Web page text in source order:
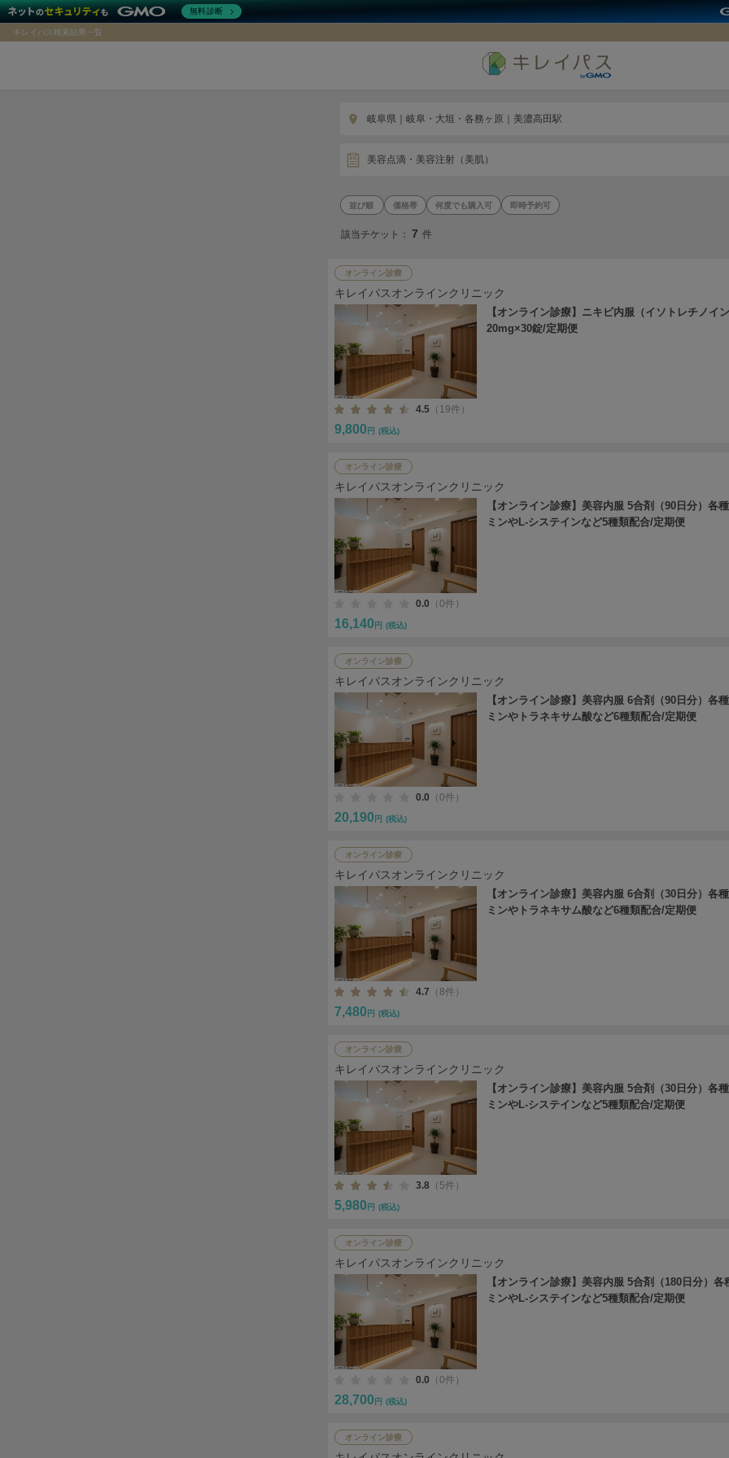
キレイパス検索結果一覧
岐阜県｜岐阜・大垣・各務ヶ原｜美濃高田駅
美容点滴・美容注射（美肌）
価格帯 何度でも購入可 即時予約可
該当チケット： 7 件
オンライン診療
キレイパスオンラインクリニック
【オンライン診療】ニキビ内服（イソトレチノイ
20mg×30錠/定期便
4.5 （19件）
9,800 円 (税込)
オンライン診療
キレイパスオンラインクリニック
【オンライン診療】美容内服 5合剤（90日分）各
ミンやL-システインなど5種類配合/定期便
0.0 （0件）
16,140 円 (税込)
オンライン診療
キレイパスオンラインクリニック
【オンライン診療】美容内服 6合剤（90日分）各
ミンやトラネキサム酸など6種類配合/定期便
0.0 （0件）
20,190 円 (税込)
オンライン診療
キレイパスオンラインクリニック
【オンライン診療】美容内服 6合剤（30日分）各
ミンやトラネキサム酸など6種類配合/定期便
4.7 （8件）
7,480 円 (税込)
オンライン診療
キレイパスオンラインクリニック
【オンライン診療】美容内服 5合剤（30日分）各
ミンやL-システインなど5種類配合/定期便
3.8 （5件）
5,980 円 (税込)
オンライン診療
キレイパスオンラインクリニック
【オンライン診療】美容内服 5合剤（180日分）各
ミンやL-システインなど5種類配合/定期便
0.0 （0件）
28,700 円 (税込)
オンライン診療
無料診断